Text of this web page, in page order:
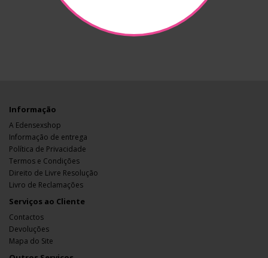
Informação
A Edensexshop
Informação de entrega
Política de Privacidade
Termos e Condições
Direito de Livre Resolução
Livro de Reclamações
Serviços ao Cliente
Contactos
Devoluções
Mapa do Site